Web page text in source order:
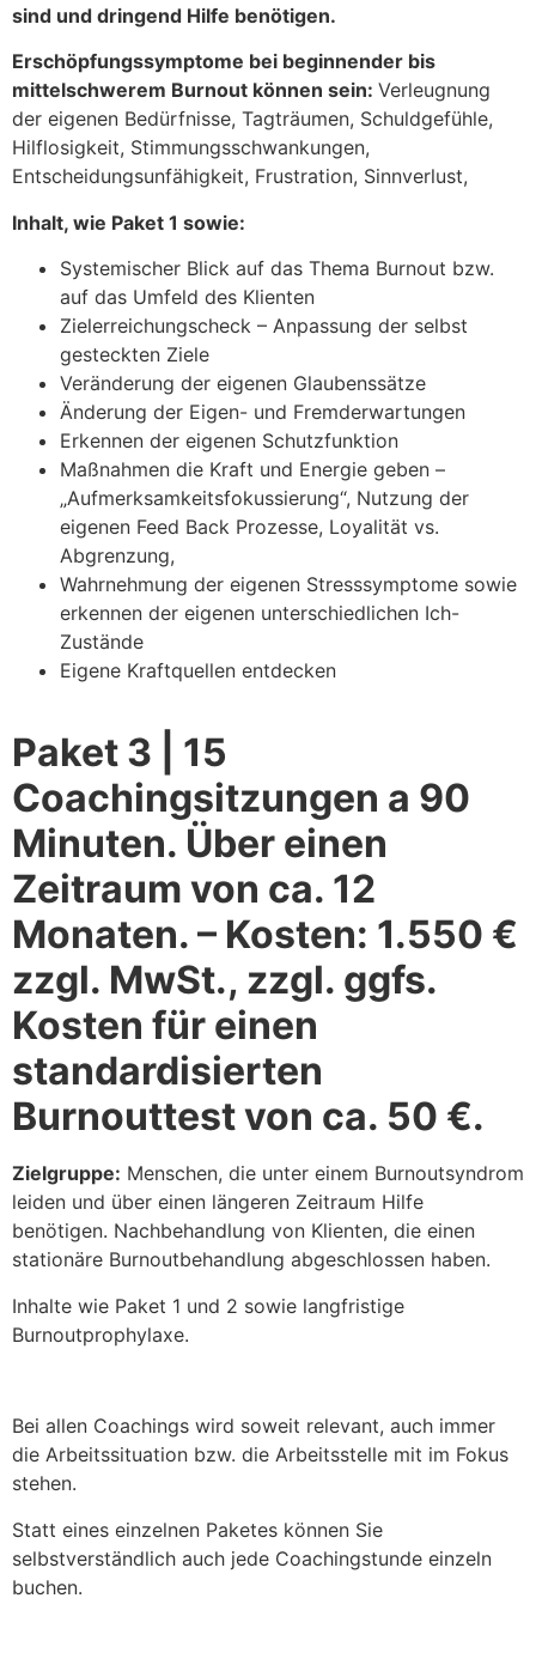
sind und dringend Hilfe benötigen.
Erschöpfungssymptome bei beginnender bis
mittelschwerem Burnout können sein: Verleugnung
der eigenen Bedürfnisse, Tagträumen, Schuldgefühle,
Hilflosigkeit, Stimmungsschwankungen,
Entscheidungsunfähigkeit, Frustration, Sinnverlust,
Inhalt, wie Paket 1 sowie:
Systemischer Blick auf das Thema Burnout bzw.
auf das Umfeld des Klienten
Zielerreichungscheck – Anpassung der selbst
gesteckten Ziele
Veränderung der eigenen Glaubenssätze
Änderung der Eigen- und Fremderwartungen
Erkennen der eigenen Schutzfunktion
Maßnahmen die Kraft und Energie geben –
„Aufmerksamkeitsfokussierung“, Nutzung der
eigenen Feed Back Prozesse, Loyalität vs.
Abgrenzung,
Wahrnehmung der eigenen Stresssymptome sowie
erkennen der eigenen unterschiedlichen Ich-
Zustände
Eigene Kraftquellen entdecken
Paket 3 | 15
Coachingsitzungen a 90
Minuten. Über einen
Zeitraum von ca. 12
Monaten. – Kosten: 1.550 €
zzgl. MwSt., zzgl. ggfs.
Kosten für einen
standardisierten
Burnouttest von ca. 50 €.
Zielgruppe: Menschen, die unter einem Burnoutsyndrom
leiden und über einen längeren Zeitraum Hilfe
benötigen. Nachbehandlung von Klienten, die einen
stationäre Burnoutbehandlung abgeschlossen haben.
Inhalte wie Paket 1 und 2 sowie langfristige
Burnoutprophylaxe.
Bei allen Coachings wird soweit relevant, auch immer
die Arbeitssituation bzw. die Arbeitsstelle mit im Fokus
stehen.
Statt eines einzelnen Paketes können Sie
selbstverständlich auch jede Coachingstunde einzeln
buchen.